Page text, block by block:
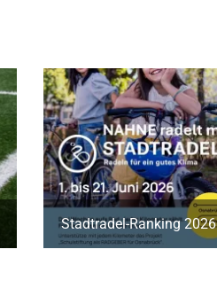
Stadtradel-Ranking 2026